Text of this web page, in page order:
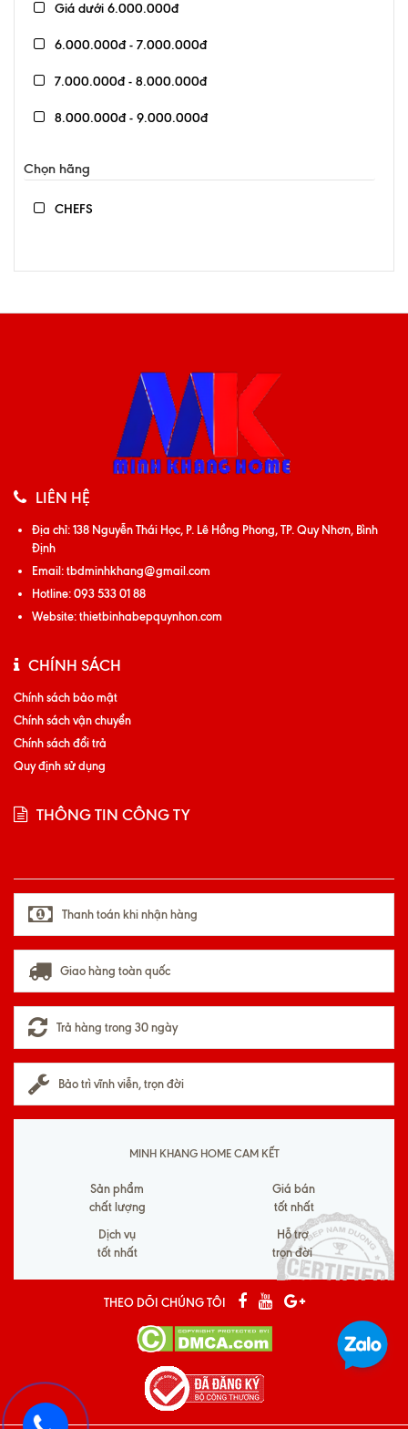
Giá dưới 6.000.000đ
6.000.000đ - 7.000.000đ
7.000.000đ - 8.000.000đ
8.000.000đ - 9.000.000đ
Chọn hãng
CHEFS
LIÊN HỆ
Địa chỉ:138 Nguyễn Thái Học, P. Lê Hồng Phong, TP. Quy Nhơn, Bình
Định
Email:tbdminhkhang@gmail.com
Hotline:093 533 01 88
Website:thietbinhabepquynhon.com
CHÍNH SÁCH
Chính sách bảo mật
Chính sách vận chuyển
Chính sách đổi trả
Quy định sử dụng
THÔNG TIN CÔNG TY
Thanh toán khi nhận hàng
Giao hàng toàn quốc
Trả hàng trong 30 ngày
Bảo trì vĩnh viễn, trọn đời
MINH KHANG HOME CAM KẾT
Sản phẩm
chất lượng
Giá bán
tốt nhất
Dịch vụ
tốt nhất
Hỗ trợ
trọn đời
THEO DÕI CHÚNG TÔI